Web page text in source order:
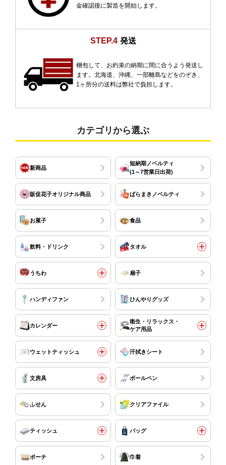
金確認後に製造を開始します。
STEP.4 発送
梱包して、お約束の納期に間に合うよう発送し
ます。北海道、沖縄、一部離島などをのぞき、
1ヶ所分の送料は弊社で負担します。
カテゴリから選ぶ
新商品
短納期ノベルティ
(1～7営業日出荷)
販促花子オリジナル商品 ばらまきノベルティ
お菓子 食品
飲料・ドリンク タオル
うちわ 扇子
ハンディファン ひんやりグッズ
カレンダー
衛生・リラックス・
ケア用品
ウェットティッシュ 汗拭きシート
文房具 ボールペン
ふせん クリアファイル
ティッシュ バッグ
ポーチ 巾着